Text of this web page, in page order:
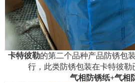
卡特彼勒的第二个品种产品防锈包
行，此类防锈包装在卡特彼勒
气相防锈纸+气相